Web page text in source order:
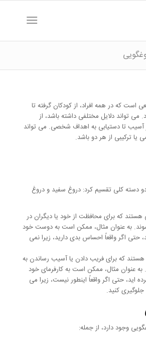
است که در همه افراد، از کودکان گرفته تا
می تواند دلایل مختلفی داشته باشد، از
آسیب تا دستیابی به اهداف شخصی. می تواند
یا ترکیبی از هر دو باشد.
دسته کلی تقسیم کرد: دروغ سفید و دروغ
که برای محافظت از خود یا دیگران در
به عنوان مثال، ممکن است به دوست خود
اگر واقعاً احساس بدی دارید، زیرا نمی
که برای فریب دادن یا آسیب رساندن به
عنوان مثال، ممکن است به کارفرمای خود
اید، حتی اگر واقعاً اینطور نیست، زیرا می
کنید.
وجود دارد، از جمله: